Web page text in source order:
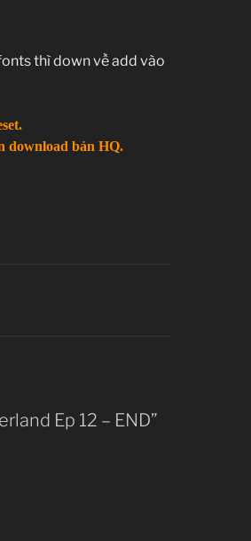
thì down về add vào
download bản HQ.
Ep 12 – END”